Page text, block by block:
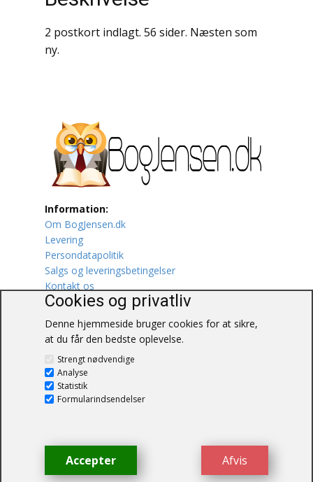
Krige / Slag
Litteraturhistorie
Lokalhistorie / Topografi
Lystfiskeri
Mad
Musik
Mytologi / Sagn / Sagaer
Naturen
Oldtidskundskab
2 postkort indlagt. 56 sider. Næsten som
ny.
Information:
Om BogJensen.dk
Levering
Persondatapolitik
Salgs og leveringsbetingelser
Kontakt os
Blåkærvej 25
6052 Viuf
Tlf.:60703190
© BogJensen.dk – Alle rettigheder
forbeholdes.
Cookies og privatliv
Denne hjemmeside bruger cookies for at sikre,
at du får den bedste oplevelse.
Strengt nødvendige
Analyse
Statistik
Formularindsendelser
Afvis
Accepter